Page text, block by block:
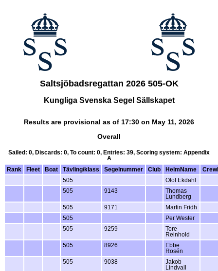
Saltsjöbadsregattan 2026 505-OK
Kungliga Svenska Segel Sällskapet
Results are provisional as of 17:30 on May 11, 2026
Overall
Sailed: 0, Discards: 0, To count: 0, Entries: 39, Scoring system: Appendix
A
Rank
Fleet Boat Tävling/klass Segelnummer Club HelmName
505
Olof Ekdahl
505
9143
Thomas
Lundberg
505
9171
Martin Fridh
505
Per Wester
505
9259
Tore
Reinhold
505
8926
Ebbe
Rosén
505
9038
Jakob
Lindvall